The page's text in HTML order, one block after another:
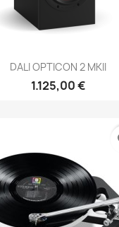
DALI OPTICON 2 MKII
1.125,00 €